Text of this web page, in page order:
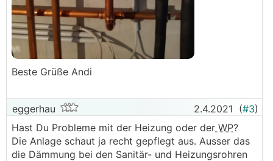
Beste Grüße Andi
eggerhau 2.4.2021 (#3)
Hast Du Probleme mit der Heizung oder der WP?
Die Anlage schaut ja recht gepflegt aus. Ausser das
die Dämmung bei den Sanitär- und Heizungsrohren